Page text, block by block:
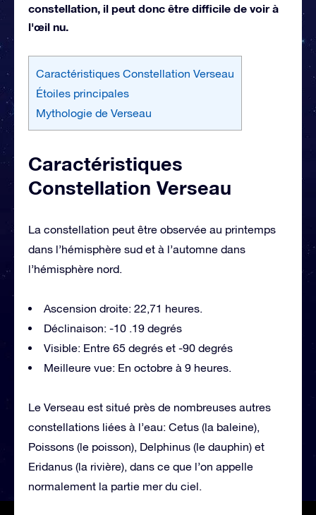
constellation, il peut donc être difficile de voir à
l'œil nu.
Caractéristiques Constellation Verseau
Étoiles principales
Mythologie de Verseau
Caractéristiques
Constellation Verseau
La constellation peut être observée au printemps
dans l’hémisphère sud et à l’automne dans
l’hémisphère nord.
Ascension droite: 22,71 heures.
Déclinaison: -10 .19 degrés
Visible: Entre 65 degrés et -90 degrés
Meilleure vue: En octobre à 9 heures.
Le Verseau est situé près de nombreuses autres
constellations liées à l’eau: Cetus (la baleine),
Poissons (le poisson), Delphinus (le dauphin) et
Eridanus (la rivière), dans ce que l’on appelle
normalement la partie mer du ciel.